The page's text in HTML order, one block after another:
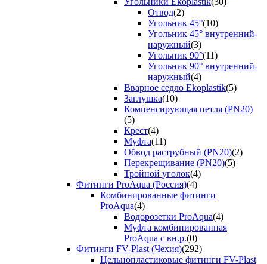
Отвод(2)
Угольник 45°(10)
Угольник 45° внутренний-
наружный(3)
Угольник 90°(11)
Угольник 90° внутренний-
наружный(4)
Вварное седло Ekoplastik(5)
Заглушка(10)
Компенсирующая петля (PN20)
(5)
Крест(4)
Муфта(11)
Обвод раструбный (PN20)(2)
Перекрещивание (PN20)(5)
Тройной уголок(4)
Фитинги ProAqua (Россия)(4)
Комбинированные фитинги
ProAqua(4)
Водорозетки ProAqua(4)
Муфта комбинированная
ProAqua с вн.р.(0)
Фитинги FV-Plast (Чехия)(292)
Цельнопластиковые фитинги FV-Plast